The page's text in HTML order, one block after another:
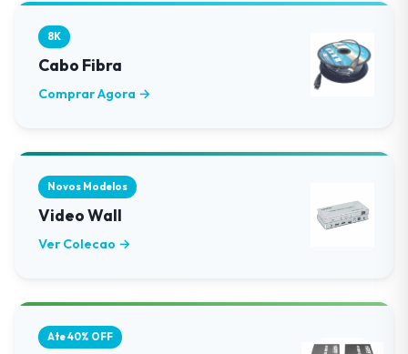
8K
Cabo Fibra
Comprar Agora →
Novos Modelos
Video Wall
Ver Colecao →
Ate 40% OFF